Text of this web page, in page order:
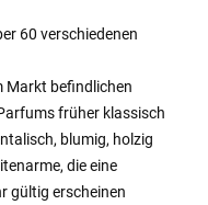
60 verschiedenen
Markt befindlichen
früher klassisch
blumig, holzig
die eine
gültig erscheinen